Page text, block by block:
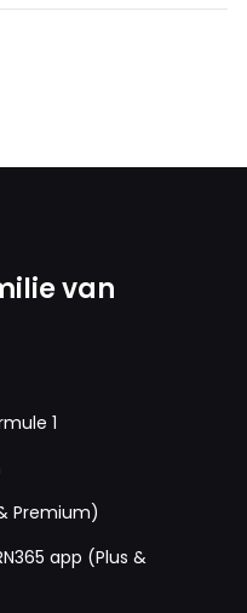
van
1
Premium)
app (Plus &